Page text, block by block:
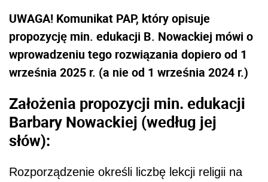
UWAGA! Komunikat PAP, który opisuje
propozycję min. edukacji B. Nowackiej mówi o
wprowadzeniu tego rozwiązania dopiero od 1
września 2025 r. (a nie od 1 września 2024 r.)
Założenia propozycji min. edukacji
Barbary Nowackiej (według jej
słów):
Rozporządzenie określi liczbę lekcji religii na